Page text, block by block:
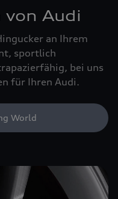
Audi
an Ihrem
sportlich
bei uns
für Ihren Audi.
World